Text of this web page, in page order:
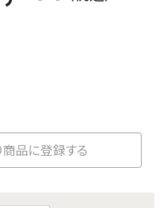
品に登録する